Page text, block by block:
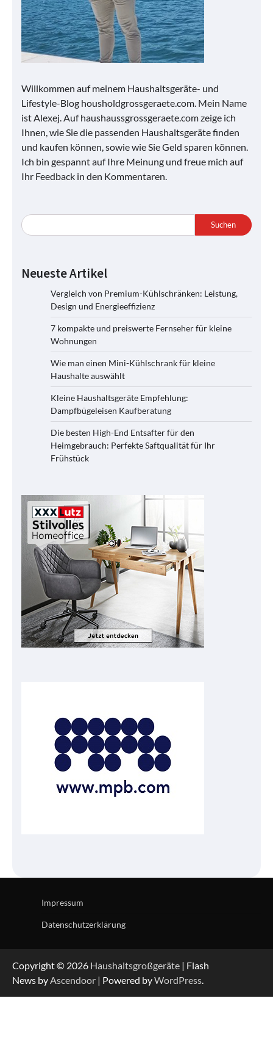
Willkommen auf meinem Haushaltsgeräte- und
Lifestyle-Blog housholdgrossgeraete.com. Mein Name
ist Alexej. Auf haushaussgrossgeraete.com zeige ich
Ihnen, wie Sie die passenden Haushaltsgeräte finden
und kaufen können, sowie wie Sie Geld sparen können.
Ich bin gespannt auf Ihre Meinung und freue mich auf
Ihr Feedback in den Kommentaren.
Suchen
Neueste Artikel
Vergleich von Premium-Kühlschränken: Leistung,
Design und Energieeffizienz
7 kompakte und preiswerte Fernseher für kleine
Wohnungen
Wie man einen Mini-Kühlschrank für kleine
Haushalte auswählt
Kleine Haushaltsgeräte Empfehlung:
Dampfbügeleisen Kaufberatung
Die besten High-End Entsafter für den
Heimgebrauch: Perfekte Saftqualität für Ihr
Frühstück
Impressum
Datenschutzerklärung
Copyright © 2026 Haushaltsgroßgeräte | Flash
News byAscendoor | Powered byWordPress.